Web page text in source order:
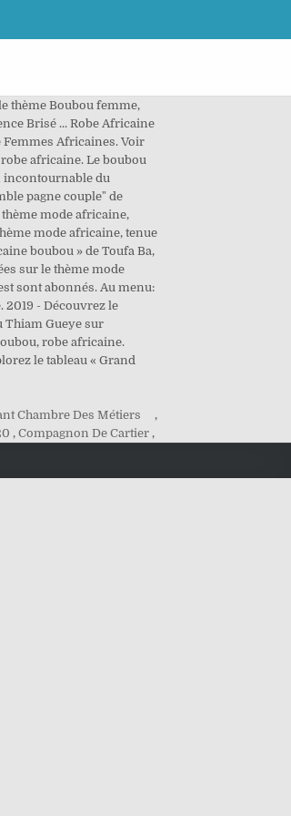
thème Boubou femme,
Brisé ... Robe Africaine
Femmes Africaines. Voir
africaine. Le boubou
incontournable du
pagne couple" de
thème mode africaine,
mode africaine, tenue
boubou » de Toufa Ba,
sur le thème mode
sont abonnés. Au menu:
- Découvrez le
Thiam Gueye sur
robe africaine.
le tableau « Grand
Chambre Des Métiers
,
, Compagnon De Cartier ,